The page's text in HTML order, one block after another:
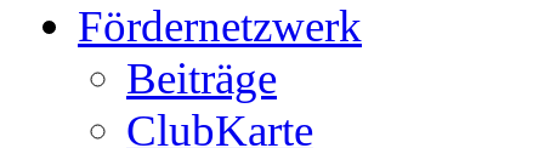
Fördernetzwerk
Beiträge
ClubKarte